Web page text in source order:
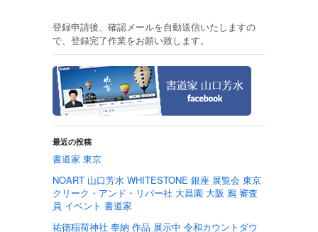
登録申請後、確認メールを自動送信いたしますの
で、登録完了作業をお願い致します。
最近の投稿
書道家 東京
NOART 山口芳水 WHITESTONE 銀座 展覧会 東京
クリーク・アンド・リバー社 大昌園 大阪 鴉 審査
員 イベント 書道家
祐徳稲荷神社 奉納 作品 展示中 令和カウントダウ